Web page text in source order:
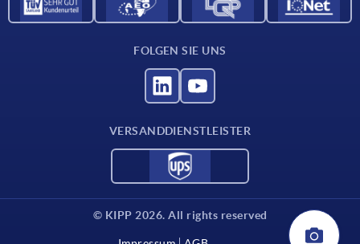
FOLGEN SIE UNS
VERSANDDIENSTLEISTER
© KIPP 2026. All rights reserved